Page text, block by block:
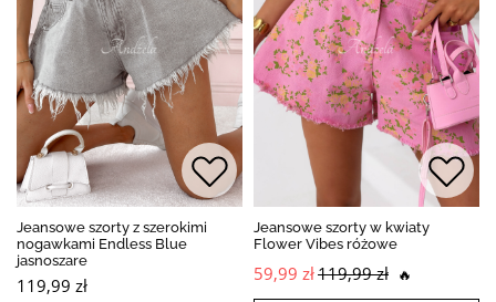
Jeansowe szorty z szerokimi
nogawkami Endless Blue
jasnoszare
119,99 zł
Jeansowe szorty w kwiaty
Flower Vibes różowe
59,99 zł119,99 zł 🔥